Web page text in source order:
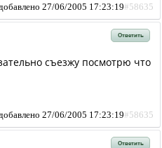
добавлено 27/06/2005 17:23:19#58635
Ответить
съезжу посмотрю что
добавлено 27/06/2005 17:23:19#58635
Ответить